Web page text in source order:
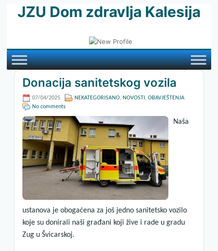
JZU Dom zdravlja Kalesija
Donacija sanitetskog vozila
07/04/2025 NEKATEGORISANO, NOVOSTI , OBAVJEŠTENJA
No comments
Naša
ustanova je obogaćena za još jedno sanitetsko vozilo
koje su donirali naši građani koji žive i rade u gradu
Zug u Švicarskoj.